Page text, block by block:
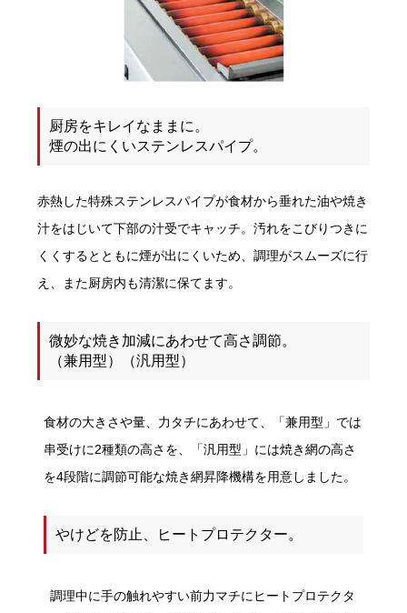
厨房をキレイなままに。
煙の出にくいステンレスパイプ。
赤熱した特殊ステンレスパイプが食材から垂れた油や焼き
汁をはじいて下部の汁受でキャッチ。汚れをこびりつきに
くくするとともに煙が出にくいため、調理がスムーズに行
え、また厨房内も清潔に保てます。
微妙な焼き加減にあわせて高さ調節。
（兼用型）（汎用型）
食材の大きさや量、力タチにあわせて、「兼用型」では
串受けに2種類の高さを、「汎用型」には焼き網の高さ
を4段階に調節可能な焼き網昇降機構を用意しました。
やけどを防止、ヒートプロテクター。
調理中に手の触れやすい前力マチにヒートプロテクタ